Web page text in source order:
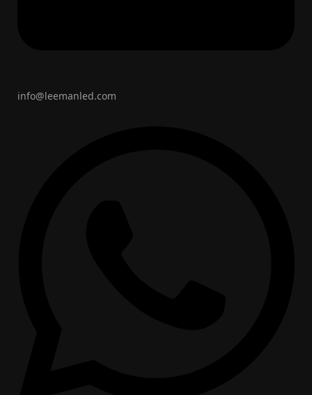
info@leemanled.com